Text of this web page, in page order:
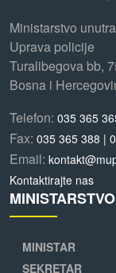
Ministarstvo
Uprava policije
Turalibegova bb,
Bosna i
Telefon: 035 365
Fax: 035 365 388 |
Email:
Kontaktirajte nas
MINISTARSTVO
MINISTAR
SEKRETAR